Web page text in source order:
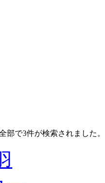
部で3件が検索されました。